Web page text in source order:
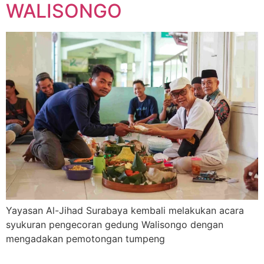
WALISONGO
Yayasan Al-Jihad Surabaya kembali melakukan acara
syukuran pengecoran gedung Walisongo dengan
mengadakan pemotongan tumpeng